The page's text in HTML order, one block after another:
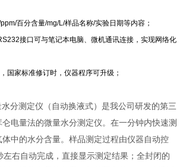
百分含量/mg/L/样品名称/实验日期等内容；
接口可与笔记本电脑、微机通讯连接，实现网络化
国家标准修订时，仪器程序可升级；
分测定仪（自动换液式）是我公司研发的第三
电量法的微量水分测定仪。在一分钟内快速测
中的水分含量。样品测定过程由仪器自动控
左右自动完成，直接显示测定结果；全封闭的